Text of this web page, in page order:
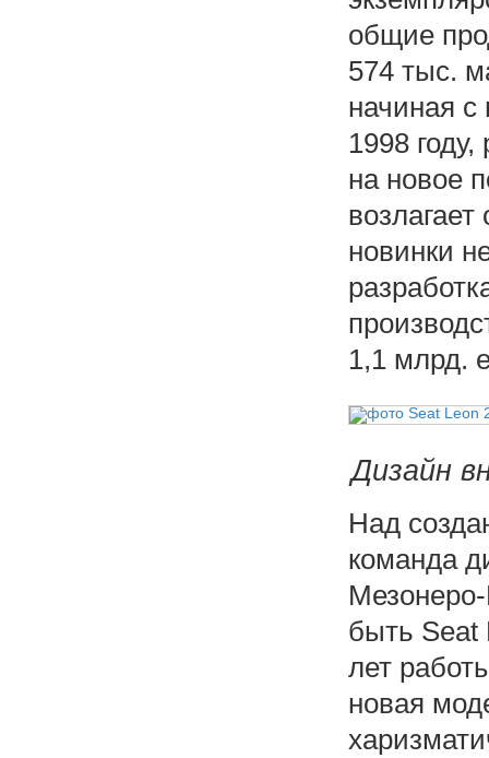
общие
574 тыс.
начиная с
1998
на новое
новинки
1,1 млрд.
Дизайн
Над
команда
быть Seat
лет
новая